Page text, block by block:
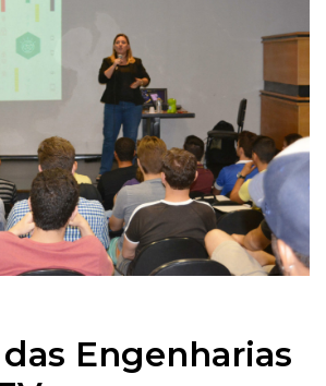
Engenharias